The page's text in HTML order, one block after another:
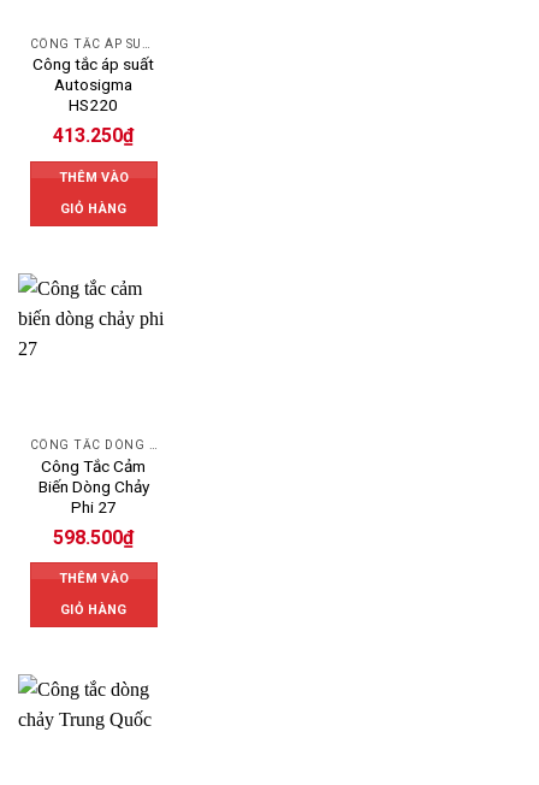
Công tắc áp suất
Autosigma
HS220
413.250₫
THÊM VÀO
GIỎ HÀNG
Công Tắc Cảm
Biến Dòng Chảy
Phi 27
598.500₫
THÊM VÀO
GIỎ HÀNG